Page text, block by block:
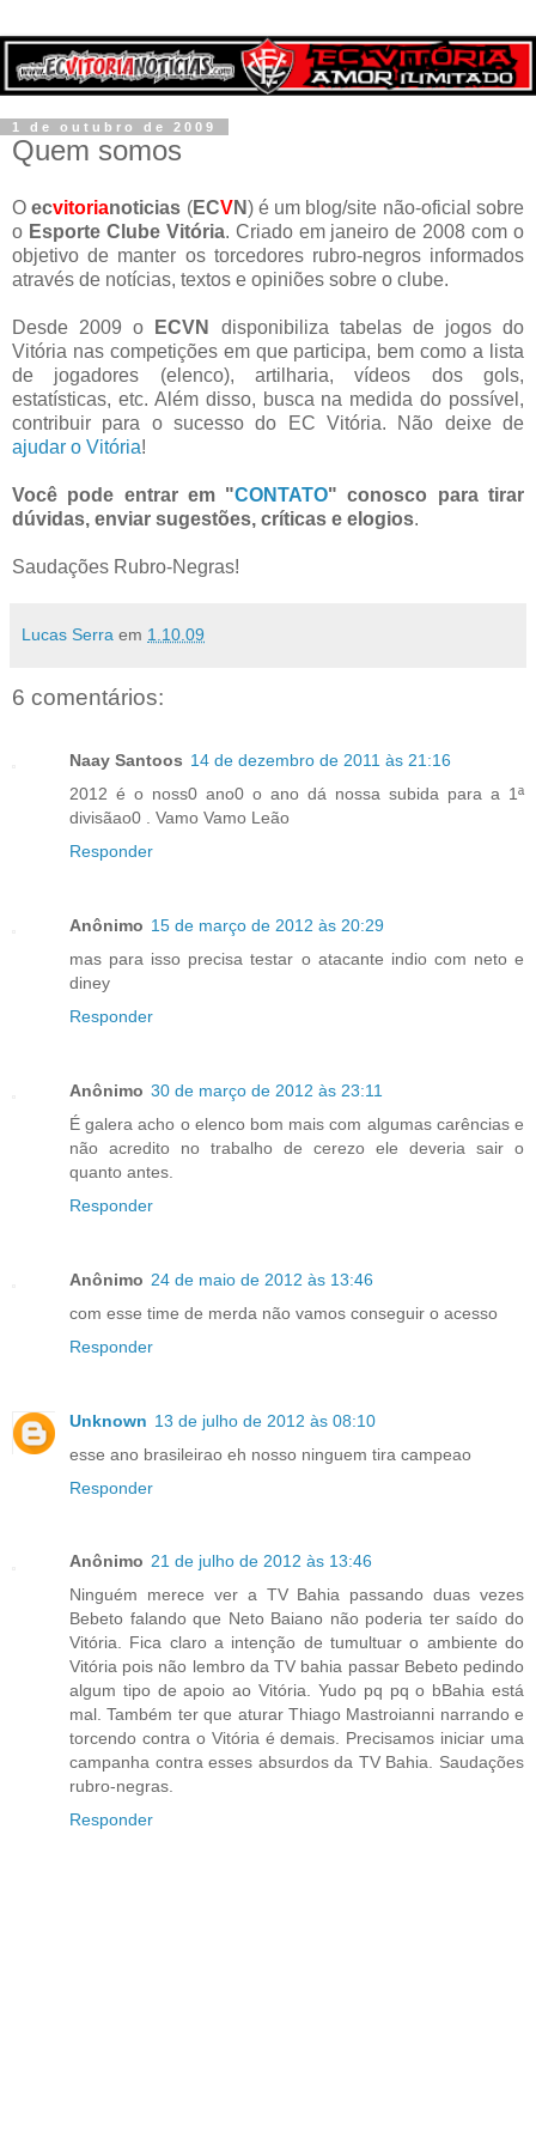
1 de outubro de 2009
Quem somos
Oecvitorianoticias (ECVN) é um blog/site não-oficial sobre
o Esporte Clube Vitória. Criado em janeiro de 2008 com o
objetivo de manter os torcedores rubro-negros informados
através de notícias, textos e opiniões sobre o clube.
Desde 2009 o ECVN
disponibiliza tabelas de jogos do
Vitória nas competições em que participa, bem como a lista
de jogadores (elenco), artilharia, vídeos dos gols,
estatísticas, etc. Além disso, busca na medida do possível,
contribuir para o sucesso do EC Vitória. Não deixe de
ajudar o Vitória!
Você pode entrar em "CONTATO" conosco para tirar
dúvidas, enviar sugestões, críticas e elogios.
Saudações Rubro-Negras!
Lucas Serra em 1.10.09
6 comentários:
Naay Santoos 14 de dezembro de 2011 às 21:16
2012 é o noss0 ano0 o ano dá nossa subida para a 1ª
divisãao0 . Vamo Vamo Leão
Responder
Anônimo 15 de março de 2012 às 20:29
mas para isso precisa testar o atacante indio com neto e
diney
Responder
Anônimo 30 de março de 2012 às 23:11
É galera acho o elenco bom mais com algumas carências e
não acredito no trabalho de cerezo ele deveria sair o
quanto antes.
Responder
Anônimo 24 de maio de 2012 às 13:46
com esse time de merda não vamos conseguir o acesso
Responder
Unknown 13 de julho de 2012 às 08:10
esse ano brasileirao eh nosso ninguem tira campeao
Responder
Anônimo 21 de julho de 2012 às 13:46
Ninguém merece ver a TV Bahia passando duas vezes
Bebeto falando que Neto Baiano não poderia ter saído do
Vitória. Fica claro a intenção de tumultuar o ambiente do
Vitória pois não lembro da TV bahia passar Bebeto pedindo
algum tipo de apoio ao Vitória. Yudo pq pq o bBahia está
mal. Também ter que aturar Thiago Mastroianni narrando e
torcendo contra o Vitória é demais. Precisamos iniciar uma
campanha contra esses absurdos da TV Bahia. Saudações
rubro-negras.
Responder